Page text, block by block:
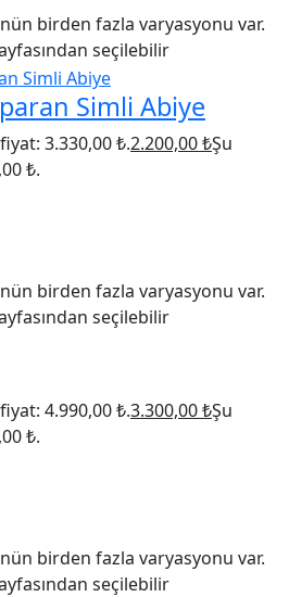
birden fazla varyasyonu var.
seçilebilir
Simli Abiye
3.330,00 ₺.2.200,00₺Şu
₺.
birden fazla varyasyonu var.
seçilebilir
4.990,00 ₺.3.300,00₺Şu
₺.
birden fazla varyasyonu var.
seçilebilir